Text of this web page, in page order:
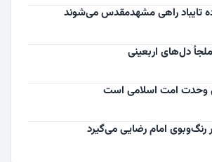
دل‌های اربعینی
وحدت امت اسلامی است
امام رضایی می‌گیرد